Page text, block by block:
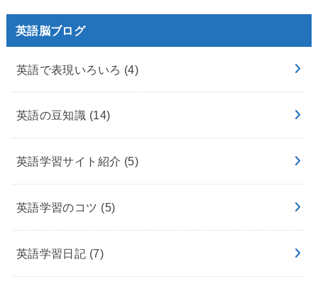
英語脳ブログ
英語で表現いろいろ (4)
英語の豆知識 (14)
英語学習サイト紹介 (5)
英語学習のコツ (5)
英語学習日記 (7)